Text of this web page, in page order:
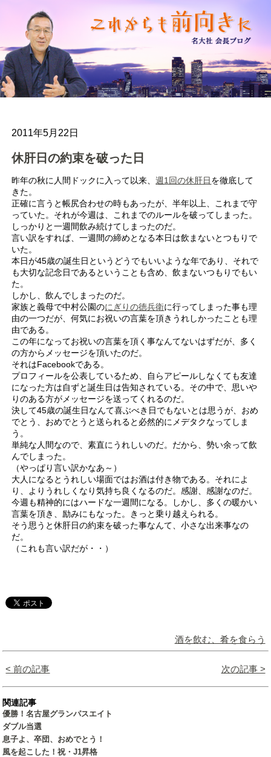
2011年5月22日
休肝日の約束を破った日
昨年の秋に人間ドックに入って以来、週1回の休肝日を徹底して
きた。
正確に言うと帳尻合わせの時もあったが、半年以上、これまで守
っていた。それが今週は、これまでのルールを破ってしまった。
しっかりと一週間飲み続けてしまったのだ。
言い訳をすれば、一週間の締めとなる本日は飲まないとつもりで
いた。
本日が45歳の誕生日というどうでもいいような年であり、それで
も大切な記念日であるということも含め、飲まないつもりでもい
た。
しかし、飲んでしまったのだ。
家族と義母で中村公園のにぎりの徳兵衛に行ってしまった事も理
由の一つだが、何気にお祝いの言葉を頂きうれしかったことも理
由である。
この年になってお祝いの言葉を頂く事なんてないはずだが、多く
の方からメッセージを頂いたのだ。
それはFacebookである。
プロフィールを公表しているため、自らアピールしなくても友達
になった方は自ずと誕生日は告知されている。その中で、思いや
りのある方がメッセージを送ってくれるのだ。
決して45歳の誕生日なんて喜ぶべき日でもないとは思うが、おめ
でとう、おめでとうと送られると必然的にメデタクなってしま
う。
単純な人間なので、素直にうれしいのだ。だから、勢い余って飲
んでしまった。
（やっぱり言い訳かなあ～）
大人になるとうれしい場面ではお酒は付き物である。それによ
り、よりうれしくなり気持ち良くなるのだ。感謝、感謝なのだ。
今週も精神的にはハードな一週間になる。しかし、多くの暖かい
言葉を頂き、励みにもなった。きっと乗り越えられる。
そう思うと休肝日の約束を破った事なんて、小さな出来事なの
だ。
（これも言い訳だが・・）
酒を飲む、肴を食らう
< 前の記事 次の記事 >
関連記事
優勝！名古屋グランパスエイト
ダブル当選
息子よ、卒団、おめでとう！
風を起こした！祝・J1昇格